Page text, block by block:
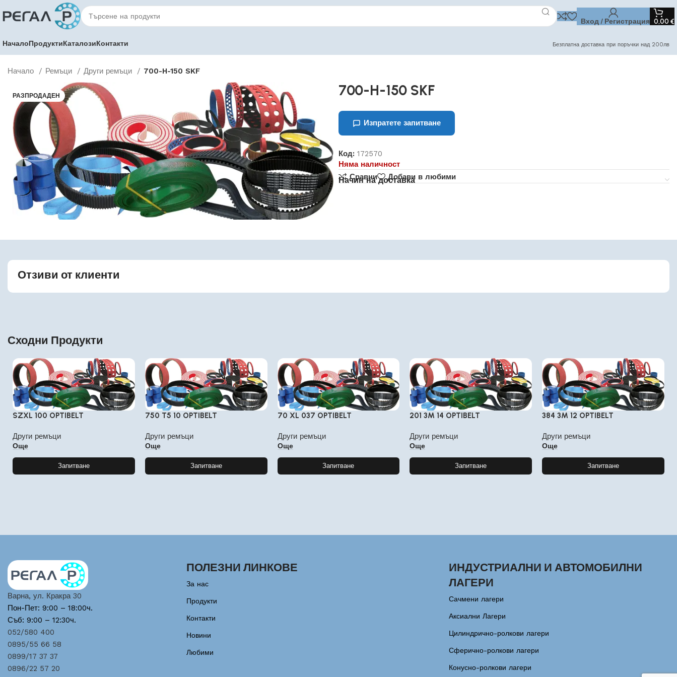
Вход / Регистрация 0,00 €
НачалоПродуктиКаталозиКонтакти Безплатна доставка при поръчки над 200лв
Начало Ремъци Други ремъци 700-H-150 SKF
РАЗПРОДАДЕН 700-H-150 SKF
Изпратете запитване
Код: 172570
Няма наличност
Сравни
Добави в любими
Начин на доставка
Отзиви от клиенти
Сходни Продукти
SZXL 100 OPTIBELT
Други ремъци
Още
Запитване
750 T5 10 OPTIBELT
Други ремъци
Още
Запитване
70 XL 037 OPTIBELT
Други ремъци
Още
Запитване
201 3M 14 OPTIBELT
Други ремъци
Още
Запитване
384 3M 12 OPTIBELT
Други ремъци
Още
Запитване
Варна, ул. Кракра 30
Пон-Пет: 9:00 – 18:00ч.
Съб: 9:00 – 12:30ч.
052/580 400
0895/55 66 58
0899/17 37 37
0896/22 57 20
ПОЛЕЗНИ ЛИНКОВЕ
За нас
Продукти
Контакти
Новини
Любими
ИНДУСТРИАЛНИ И АВТОМОБИЛНИ
ЛАГЕРИ
Сачмени лагери
Аксиални Лагери
Цилиндрично-ролкови лагери
Сферично-ролкови лагери
Конусно-ролкови лагери